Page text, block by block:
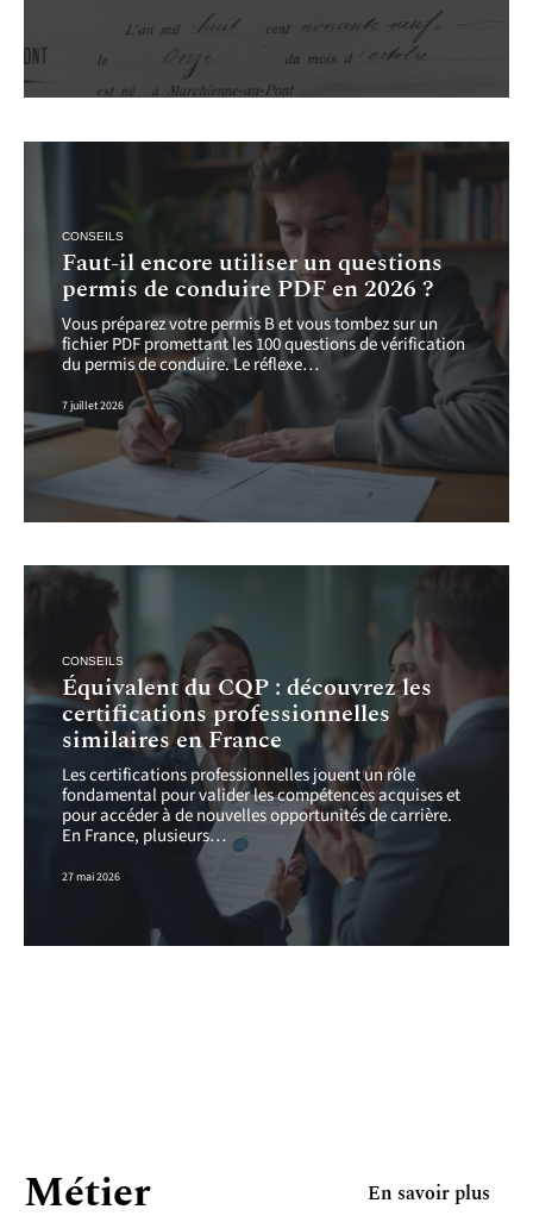
CONSEILS
Faut-il encore utiliser un questions
permis de conduire PDF en 2026 ?
Vous préparez votre permis B et vous tombez sur un
fichier PDF promettant les 100 questions de vérification
du permis de conduire. Le réflexe…
7 juillet 2026
CONSEILS
Équivalent du CQP : découvrez les
certifications professionnelles
similaires en France
Les certifications professionnelles jouent un rôle
fondamental pour valider les compétences acquises et
pour accéder à de nouvelles opportunités de carrière.
En France, plusieurs…
27 mai 2026
Métier En savoir plus